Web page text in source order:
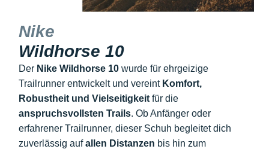
Nike
Wildhorse 10
Der Nike Wildhorse 10 wurde für ehrgeizige
Trailrunner entwickelt und vereint Komfort,
Robustheit und Vielseitigkeit für die
anspruchsvollsten Trails. Ob Anfänger oder
erfahrener Trailrunner, dieser Schuh begleitet dich
zuverlässig aufallen Distanzen bis hin zum